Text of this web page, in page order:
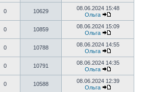
0 10629
08.06.2024 15:48
Ольга
0 10859
08.06.2024 15:09
Ольга
0 10788
08.06.2024 14:55
Ольга
0 10791
08.06.2024 14:35
Ольга
0 10588
08.06.2024 12:39
Ольга